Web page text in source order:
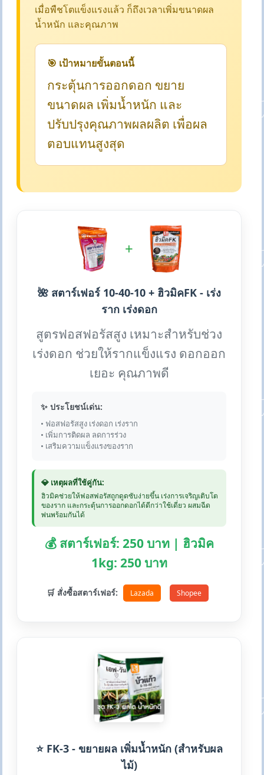
เมื่อพืชโตแข็งแรงแล้ว ก็ถึงเวลาเพิ่มขนาดผล
น้ำหนัก และคุณภาพ
🎯 เป้าหมายขั้นตอนนี้
กระตุ้นการออกดอก ขยาย
ขนาดผล เพิ่มน้ำหนัก และ
ปรับปรุงคุณภาพผลผลิต เพื่อผล
ตอบแทนสูงสุด
+
🌺 สตาร์เฟอร์ 10-40-10 + ฮิวมิคFK - เร่ง
ราก เร่งดอก
สูตรฟอสฟอรัสสูง เหมาะสำหรับช่วง
เร่งดอก ช่วยให้รากแข็งแรง ดอกออก
เยอะ คุณภาพดี
✨ ประโยชน์เด่น:
• ฟอสฟอรัสสูง เร่งดอก เร่งราก
• เพิ่มการติดผล ลดการร่วง
• เสริมความแข็งแรงของราก
💎 เหตุผลที่ใช้คู่กัน:
ฮิวมิคช่วยให้ฟอสฟอรัสถูกดูดซับง่ายขึ้น เร่งการเจริญเติบโต
ของราก และกระตุ้นการออกดอกได้ดีกว่าใช้เดี่ยว ผสมฉีด
พ่นพร้อมกันได้
💰 สตาร์เฟอร์: 250 บาท | ฮิวมิค
1kg: 250 บาท
🛒 สั่งซื้อสตาร์เฟอร์: Lazada Shopee
⭐ FK-3 - ขยายผล เพิ่มน้ำหนัก (สำหรับผล
ไม้)